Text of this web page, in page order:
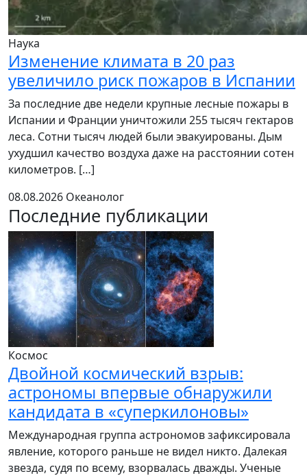
Наука
Изменение климата в 20 раз
увеличило риск пожаров в Испании
За последние две недели крупные лесные пожары в
Испании и Франции уничтожили 255 тысяч гектаров
леса. Сотни тысяч людей были эвакуированы. Дым
ухудшил качество воздуха даже на расстоянии сотен
километров. […]
08.08.2026 Океанолог
Последние публикации
Космос
Двойной космический взрыв:
астрономы впервые обнаружили
кандидата в «суперкилоновы»
Международная группа астрономов зафиксировала
явление, которого раньше не видел никто. Далекая
звезда, судя по всему, взорвалась дважды. Ученые